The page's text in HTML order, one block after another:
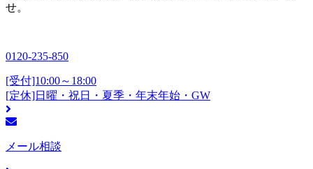
せ。
0120-235-850
[受付]10:00～18:00
[定休]日曜・祝日・夏季・年末年始・GW
メール相談